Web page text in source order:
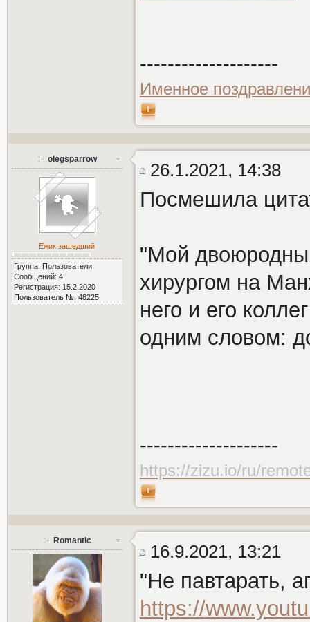
--------------------
Именное
olegsparrow
Ежик зашедший
Группа: Пользователи
Сообщений: 4
Регистрация: 15.2.2020
Пользователь №: 48225
26.1.2021, 14:38
Посмешила
"Мой
хирургом на
него и его
одним словом:
--------------------
https://zizu.io/ru/
Romantic
16.9.2021, 13:21
"Не павтарать,
https://